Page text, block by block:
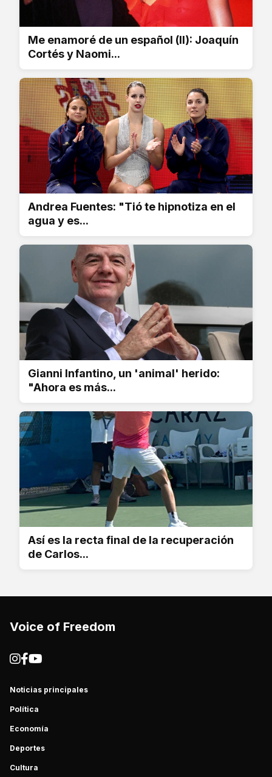
Me enamoré de un español (II): Joaquín
Cortés y Naomi...
Andrea Fuentes: "Tió te hipnotiza en el
agua y es...
Gianni Infantino, un 'animal' herido:
"Ahora es más...
Así es la recta final de la recuperación
de Carlos...
Voice of Freedom
Noticias principales
Política
Economía
Deportes
Cultura